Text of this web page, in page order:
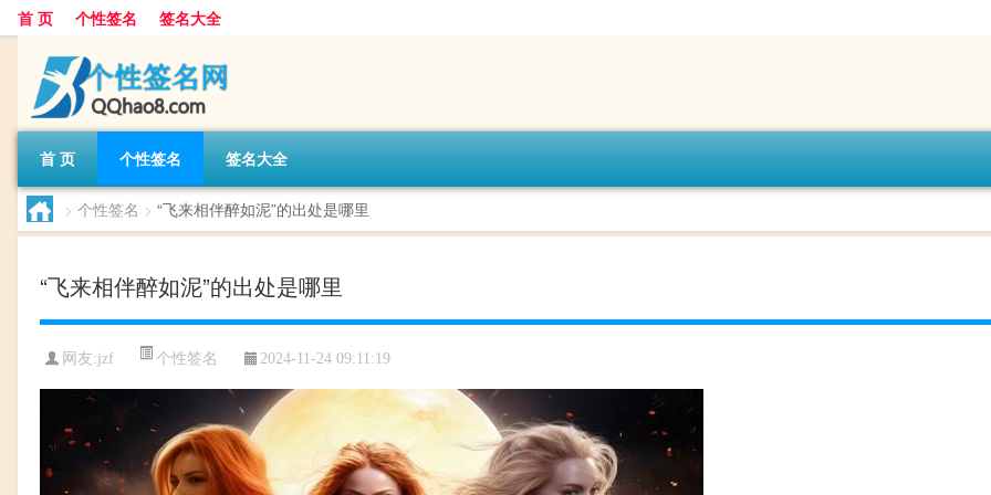
首 页 个性签名 签名大全
首 页 个性签名 签名大全
> 个性签名 > “飞来相伴醉如泥”的出处是哪里
“飞来相伴醉如泥”的出处是哪里
网友:jzf 个性签名 2024-11-24 09:11:19